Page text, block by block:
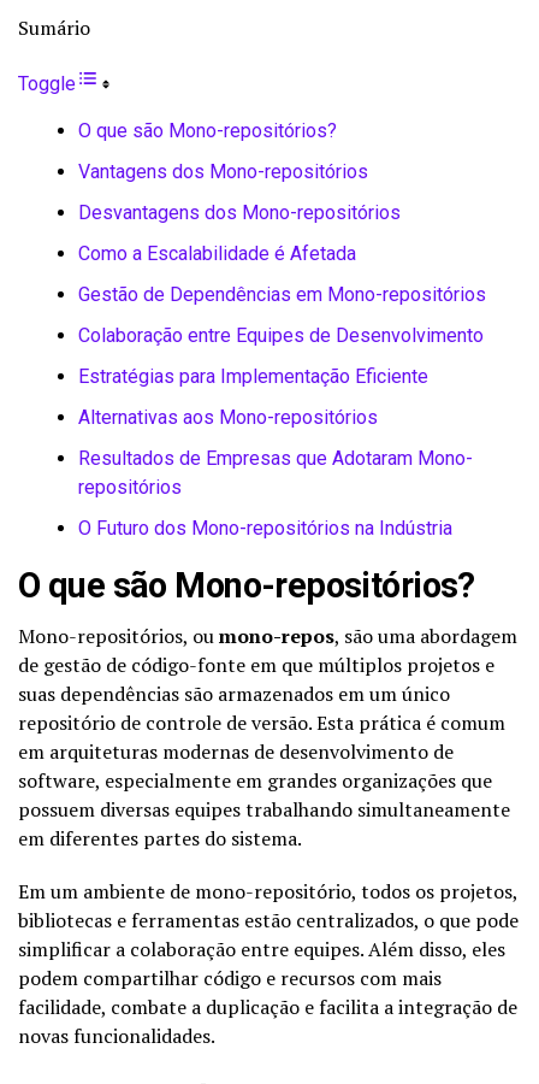
Sumário
Toggle
O que são Mono-repositórios?
Vantagens dos Mono-repositórios
Desvantagens dos Mono-repositórios
Como a Escalabilidade é Afetada
Gestão de Dependências em Mono-repositórios
Colaboração entre Equipes de Desenvolvimento
Estratégias para Implementação Eficiente
Alternativas aos Mono-repositórios
Resultados de Empresas que Adotaram Mono-
repositórios
O Futuro dos Mono-repositórios na Indústria
O que são Mono-repositórios?
Mono-repositórios, oumono-repos, são uma abordagem
de gestão de código-fonte em que múltiplos projetos e
suas dependências são armazenados em um único
repositório de controle de versão. Esta prática é comum
em arquiteturas modernas de desenvolvimento de
software, especialmente em grandes organizações que
possuem diversas equipes trabalhando simultaneamente
em diferentes partes do sistema.
Em um ambiente de mono-repositório, todos os projetos,
bibliotecas e ferramentas estão centralizados, o que pode
simplificar a colaboração entre equipes. Além disso, eles
podem compartilhar código e recursos com mais
facilidade, combate a duplicação e facilita a integração de
novas funcionalidades.